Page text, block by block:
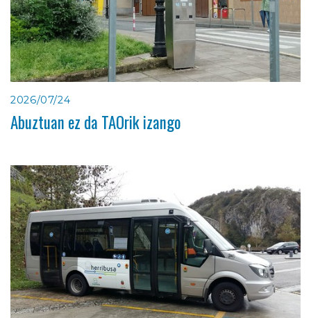
2026/07/24
Abuztuan ez da TAOrik izango